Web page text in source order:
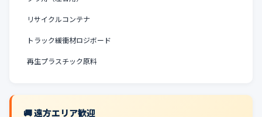
リサイクルコンテナ
トラック緩衝材ロジボード
再生プラスチック原料
🚚 遠方エリア歓迎